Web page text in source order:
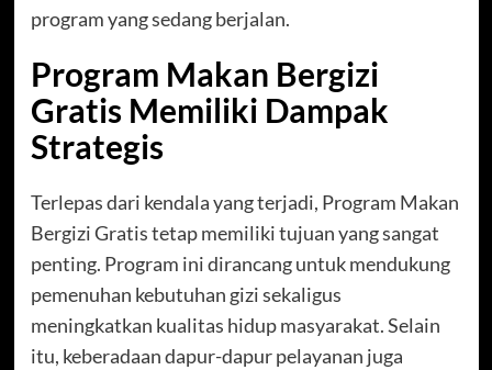
program yang sedang berjalan.
Program Makan Bergizi
Gratis Memiliki Dampak
Strategis
Terlepas dari kendala yang terjadi, Program Makan
Bergizi Gratis tetap memiliki tujuan yang sangat
penting. Program ini dirancang untuk mendukung
pemenuhan kebutuhan gizi sekaligus
meningkatkan kualitas hidup masyarakat. Selain
itu, keberadaan dapur-dapur pelayanan juga